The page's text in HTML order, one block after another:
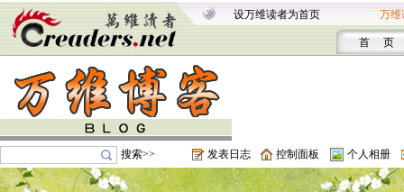
设万维读者为首页 万维
首 页
搜索>> 发表日志 控制面板 个人相册